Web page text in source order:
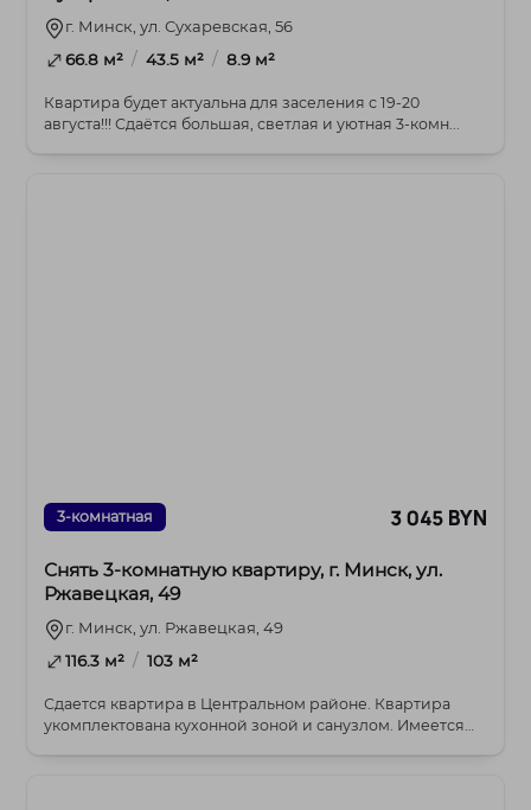
г. Минск, ул. Сухаревская, 56
66.8 м² / 43.5 м² / 8.9 м²
Квартира будет актуальна для заселения с 19-20
августа!!! Сдаётся большая, светлая и уютная 3-комн...
3-комнатная 3 045 BYN
Снять 3-комнатную квартиру, г. Минск, ул.
Ржавецкая, 49
г. Минск, ул. Ржавецкая, 49
116.3 м² / 103 м²
Сдается квартира в Центральном районе. Квартира
укомплектована кухонной зоной и санузлом. Имеется